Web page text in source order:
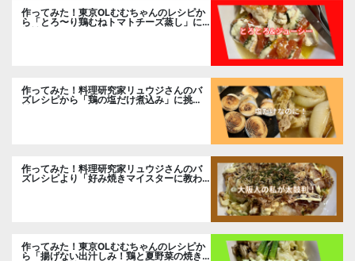
作ってみた！東京OLむむちゃんのレシピか
ら「とろ〜り鶏むねトマトチーズ蒸し」に
挑戦
作ってみた！料理研究家リュウジさんのバ
ズレシピから「鶏の塩だけ煮込み」に挑
作ってみた！料理研究家リュウジさんのバ
ズレシピより「好み焼きマイスターに教わ
るお好み焼」に挑戦。
作ってみた！東京OLむむちゃんのレシピか
ら「揚げない出汁しみ！鶏と夏野菜の焼き